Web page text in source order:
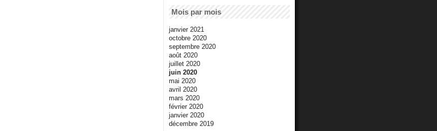
Mois par mois
janvier 2021
octobre 2020
septembre 2020
août 2020
juillet 2020
juin 2020
mai 2020
avril 2020
mars 2020
février 2020
janvier 2020
décembre 2019